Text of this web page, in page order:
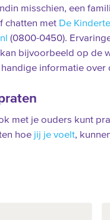
misschien, een
chatten met De
(0800-0450).
bijvoorbeeld op de
informatie over
met je ouders kunt
hoe jij je voelt,